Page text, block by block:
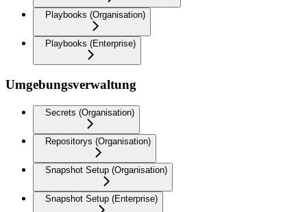
Playbooks (Organisation)
Playbooks (Enterprise)
Umgebungsverwaltung
Secrets (Organisation)
Repositorys (Organisation)
Snapshot Setup (Organisation)
Snapshot Setup (Enterprise)